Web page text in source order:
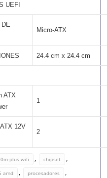
UEFI
DE
Micro-ATX
24.4 cm x 24.4 cm
ATX
1
12V
2
plus wifi , chipset ,
amd , procesadores ,